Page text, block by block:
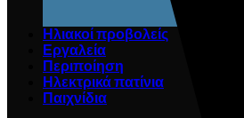
Ηλιακοί προβολείς
Εργαλεία
Περιποίηση
Ηλεκτρικά πατίνια
Παιχνίδια